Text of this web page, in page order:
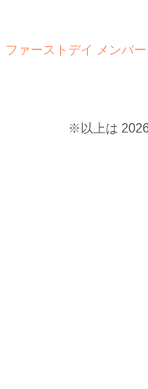
ファーストデイ メンバ
※以上は